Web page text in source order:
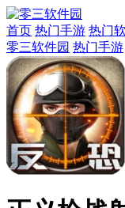
首页 热门手游 热门
零三软件园 热门手游